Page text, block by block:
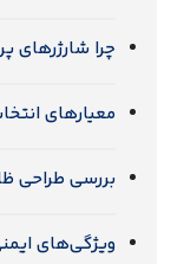
چرا شارژرهای
معیارهای
بررسی طراحی
ویژگی‌های